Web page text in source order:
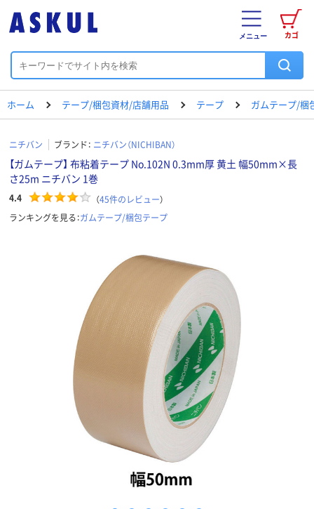
カゴ
メニュー
ホーム テープ/梱包資材/店舗用品 テープ ガムテープ/梱
ニチバン ブランド： ニチバン（NICHIBAN）
【ガムテープ】 布粘着テープ No.102N 0.3mm厚 黄土 幅50mm×長
さ25m ニチバン 1巻
4.4 （45件のレビュー）
ランキングを見る：ガムテープ/梱包テープ